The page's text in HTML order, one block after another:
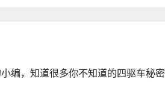
编，知道很多你不知道的四驱车秘密